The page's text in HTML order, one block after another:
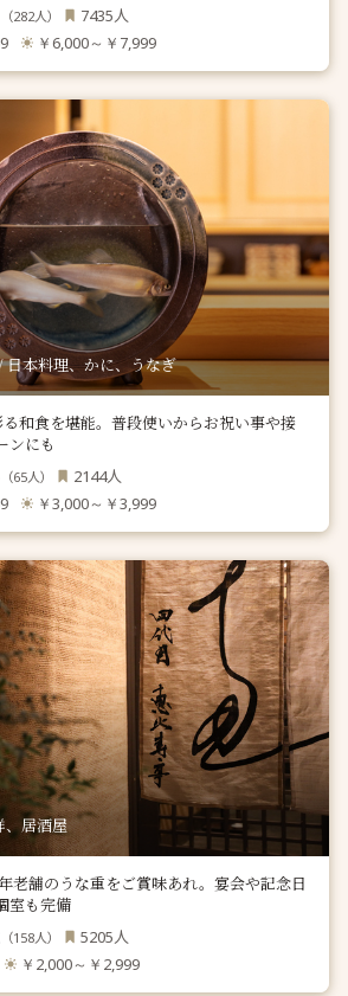
（282人） 7435人
￥6,000～￥7,999
本料理、かに、うなぎ
和食を堪能。普段使いからお祝い事や接
ンにも
（65人） 2144人
￥3,000～￥3,999
、居酒屋
老舗のうな重をご賞味あれ。宴会や記念日
室も完備
（158人） 5205人
￥2,000～￥2,999